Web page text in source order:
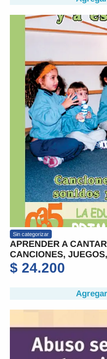
Sin categorizar
APRENDER A
CANCIONES,
$ 24.200